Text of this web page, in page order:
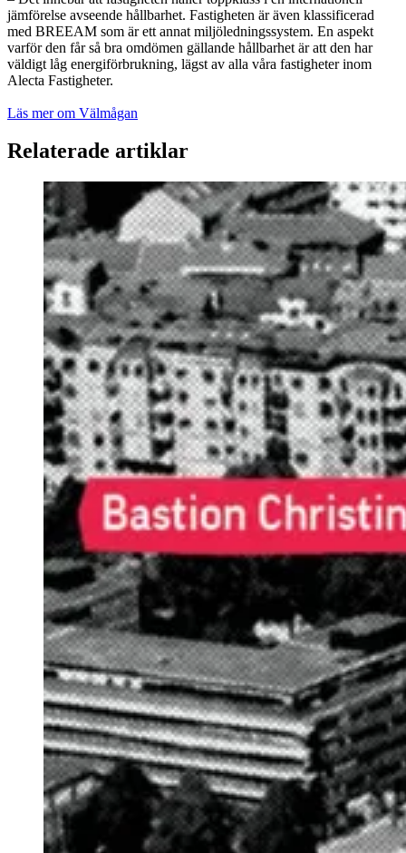
jämförelse avseende hållbarhet. Fastigheten är även klassificerad
med BREEAM som är ett annat miljöledningssystem. En aspekt
varför den får så bra omdömen gällande hållbarhet är att den har
väldigt låg energiförbrukning, lägst av alla våra fastigheter inom
Alecta Fastigheter.
Läs mer om Välmågan
Relaterade artiklar